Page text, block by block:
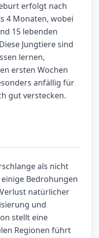
erfolgt nach
4 Monaten, wobei
15 lebenden
Jungtiere sind
lernen,
ersten Wochen
anfällig für
gut verstecken.
als nicht
Bedrohungen
natürlicher
und
stellt eine
Regionen führt